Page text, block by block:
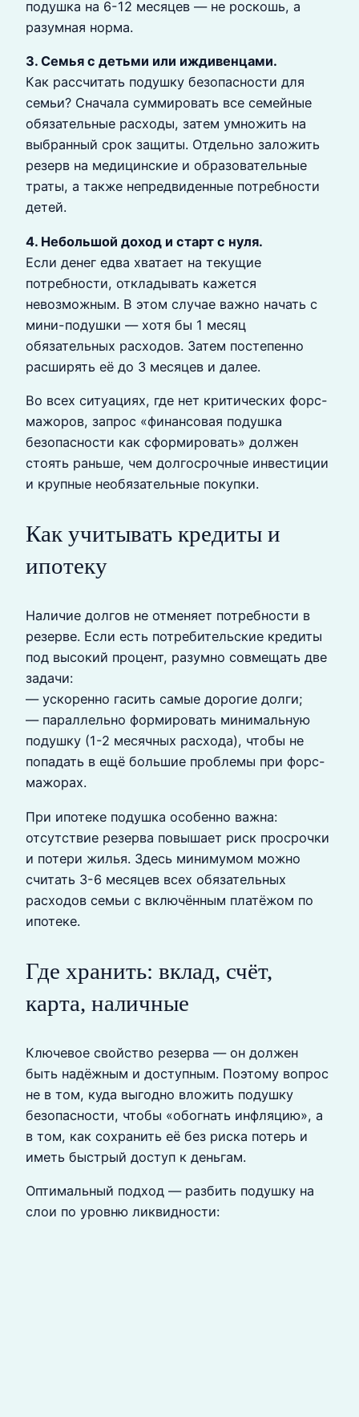
подушка на 6-12 месяцев — не роскошь, а
разумная норма.
3. Семья с детьми или иждивенцами.
Как рассчитать подушку безопасности для
семьи? Сначала суммировать все семейные
обязательные расходы, затем умножить на
выбранный срок защиты. Отдельно заложить
резерв на медицинские и образовательные
траты, а также непредвиденные потребности
детей.
4. Небольшой доход и старт с нуля.
Если денег едва хватает на текущие
потребности, откладывать кажется
невозможным. В этом случае важно начать с
мини-подушки — хотя бы 1 месяц
обязательных расходов. Затем постепенно
расширять её до 3 месяцев и далее.
Во всех ситуациях, где нет критических форс-
мажоров, запрос «финансовая подушка
безопасности как сформировать» должен
стоять раньше, чем долгосрочные инвестиции
и крупные необязательные покупки.
Как учитывать кредиты и
ипотеку
Наличие долгов не отменяет потребности в
резерве. Если есть потребительские кредиты
под высокий процент, разумно совмещать две
задачи:
— ускоренно гасить самые дорогие долги;
— параллельно формировать минимальную
подушку (1-2 месячных расхода), чтобы не
попадать в ещё большие проблемы при форс-
мажорах.
При ипотеке подушка особенно важна:
отсутствие резерва повышает риск просрочки
и потери жилья. Здесь минимумом можно
считать 3-6 месяцев всех обязательных
расходов семьи с включённым платёжом по
ипотеке.
Где хранить: вклад, счёт,
карта, наличные
Ключевое свойство резерва — он должен
быть надёжным и доступным. Поэтому вопрос
не в том, куда выгодно вложить подушку
безопасности, чтобы «обогнать инфляцию», а
в том, как сохранить её без риска потерь и
иметь быстрый доступ к деньгам.
Оптимальный подход — разбить подушку на
слои по уровню ликвидности: